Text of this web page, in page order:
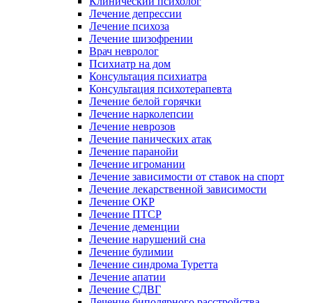
Лечение депрессии
Лечение психоза
Лечение шизофрении
Врач невролог
Психиатр на дом
Консультация психиатра
Консультация психотерапевта
Лечение белой горячки
Лечение нарколепсии
Лечение неврозов
Лечение панических атак
Лечение паранойи
Лечение игромании
Лечение зависимости от ставок на спорт
Лечение лекарственной зависимости
Лечение ОКР
Лечение ПТСР
Лечение деменции
Лечение нарушений сна
Лечение булимии
Лечение синдрома Туретта
Лечение апатии
Лечение СДВГ